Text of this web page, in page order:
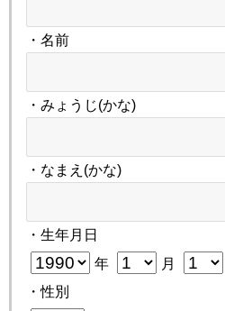
・名前
・みょうじ(かな)
・なまえ(かな)
・生年月日
年 月
・性別